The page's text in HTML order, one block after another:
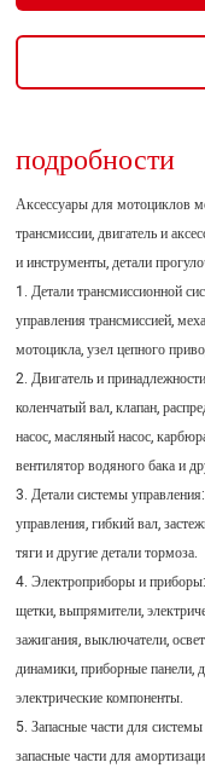
подробности
Аксессуары для мотоциклов
трансмиссии, двигатель и
и инструменты, детали
1. Детали трансмиссионной
управления трансмиссией,
мотоцикла, узел цепного
2. Двигатель и
коленчатый вал, клапан,
насос, масляный насос,
вентилятор водяного бака и
3. Детали системы
управления, гибкий вал,
тяги и другие детали тормоза.
4. Электроприборы и приборы:
щетки, выпрямители,
зажигания, выключатели,
динамики, приборные панели,
электрические компоненты.
5. Запасные части для
запасные части для